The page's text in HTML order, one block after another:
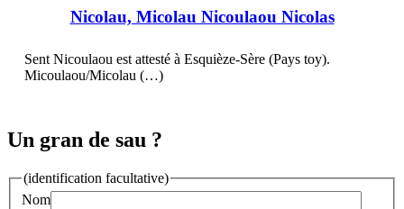
Nicolau, Micolau Nicoulaou Nicolas
Sent Nicoulaou est attesté à Esquièze-Sère (Pays toy).
Micoulaou/Micolau (…)
Un gran de sau ?
(identification facultative)
Nom